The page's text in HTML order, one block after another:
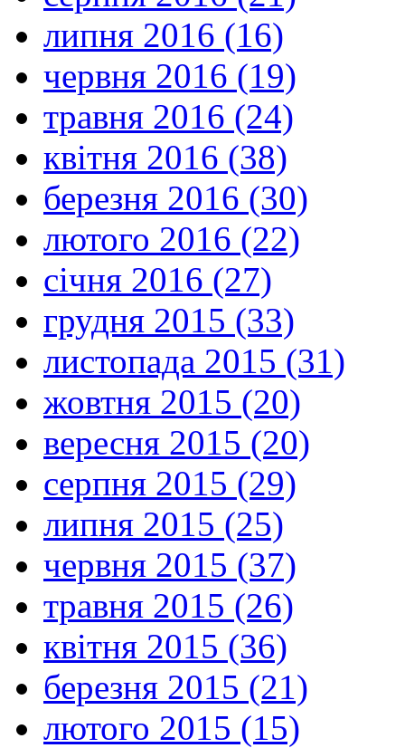
липня 2016 (16)
червня 2016 (19)
травня 2016 (24)
квітня 2016 (38)
березня 2016 (30)
лютого 2016 (22)
січня 2016 (27)
грудня 2015 (33)
листопада 2015 (31)
жовтня 2015 (20)
вересня 2015 (20)
серпня 2015 (29)
липня 2015 (25)
червня 2015 (37)
травня 2015 (26)
квітня 2015 (36)
березня 2015 (21)
лютого 2015 (15)